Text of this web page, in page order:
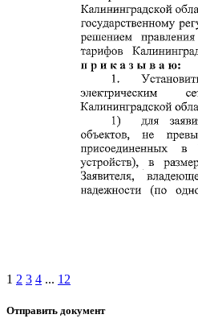
1 2 3 4 ... 12
Отправить документ